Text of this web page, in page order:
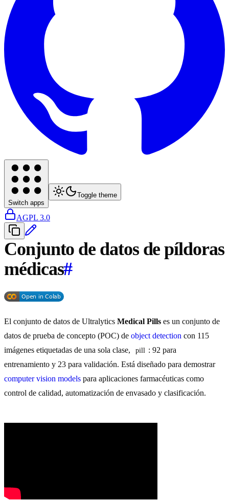
Switch apps
Toggle theme
AGPL 3.0
Conjunto de datos de píldoras
médicas#
El conjunto de datos de Ultralytics Medical Pills es un conjunto de
datos de prueba de concepto (POC) de object detection con 115
imágenes etiquetadas de una sola clase,
pill : 92 para
entrenamiento y 23 para validación. Está diseñado para demostrar
computer vision models para aplicaciones farmacéuticas como
control de calidad, automatización de envasado y clasificación.